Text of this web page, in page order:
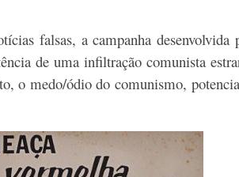
falsas, a campanha
de uma infiltração comunista
o medo/ódio do comunismo,